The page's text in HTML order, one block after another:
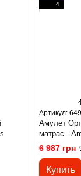
4
Артикул:
Амулет
матрас -
6 987 грн
Купить